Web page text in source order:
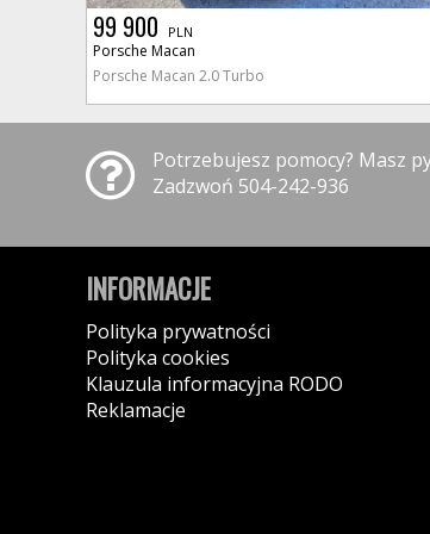
99 900 PLN
Porsche Macan
Porsche Macan 2.0 Turbo
Potrzebujesz pomocy? Masz
Zadzwoń 504-242-936
INFORMACJE
Polityka prywatności
Polityka cookies
Klauzula informacyjna RODO
Reklamacje